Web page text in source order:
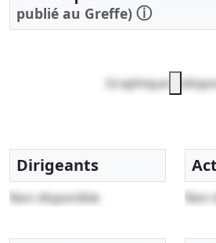
publié au Greffe) ⓘ
Graphique
Dirigeants
Non disponible Non